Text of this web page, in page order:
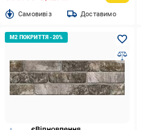
Cамовивіз Доставимо